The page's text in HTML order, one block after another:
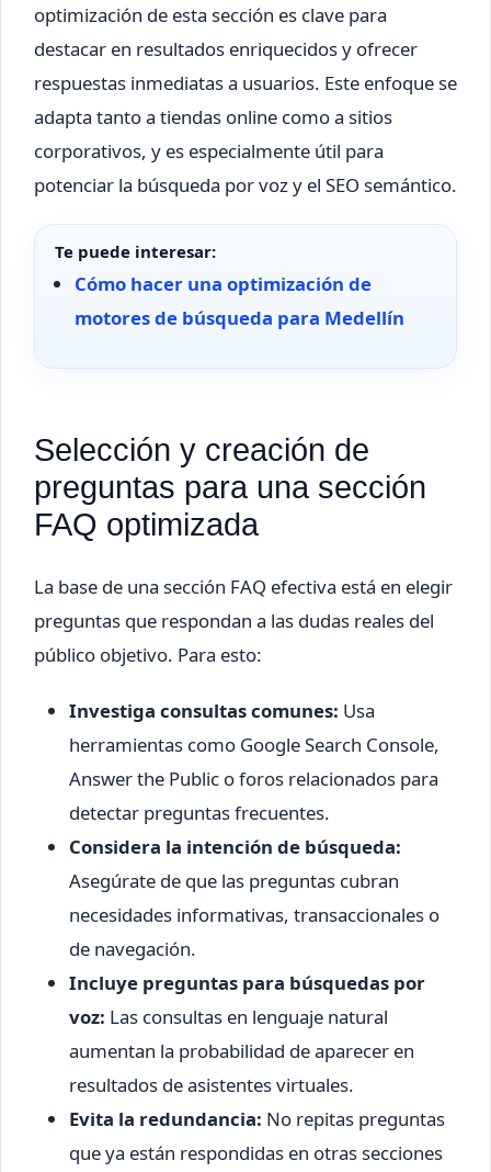
optimización de esta sección es clave para
destacar en resultados enriquecidos y ofrecer
respuestas inmediatas a usuarios. Este enfoque se
adapta tanto a tiendas online como a sitios
corporativos, y es especialmente útil para
potenciar la búsqueda por voz y el SEO semántico.
Te puede interesar:
Cómo hacer una optimización de
motores de búsqueda para Medellín
Selección y creación de
preguntas para una sección
FAQ optimizada
La base de una sección FAQ efectiva está en elegir
preguntas que respondan a las dudas reales del
público objetivo. Para esto:
Investiga consultas comunes: Usa
herramientas como Google Search Console,
Answer the Public o foros relacionados para
detectar preguntas frecuentes.
Considera la intención de búsqueda:
Asegúrate de que las preguntas cubran
necesidades informativas, transaccionales o
de navegación.
Incluye preguntas para búsquedas por
voz: Las consultas en lenguaje natural
aumentan la probabilidad de aparecer en
resultados de asistentes virtuales.
Evita la redundancia: No repitas preguntas
que ya están respondidas en otras secciones